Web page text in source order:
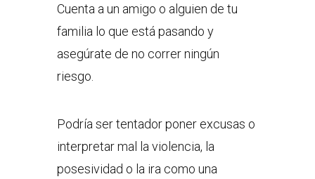
Cuenta a un amigo o alguien de tu
familia lo que está pasando y
asegúrate de no correr ningún
riesgo.
Podría ser tentador poner excusas o
interpretar mal la violencia, la
posesividad o la ira como una